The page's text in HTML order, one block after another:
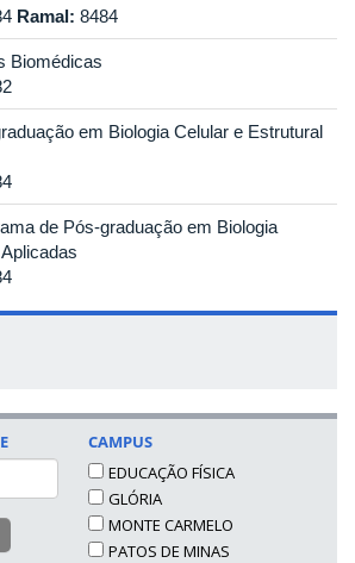
Ramal: 8484
Biomédicas
em Biologia Celular e Estrutural
de Pós-graduação em Biologia
CAMPUS
EDUCAÇÃO FÍSICA
GLÓRIA
MONTE CARMELO
PATOS DE MINAS